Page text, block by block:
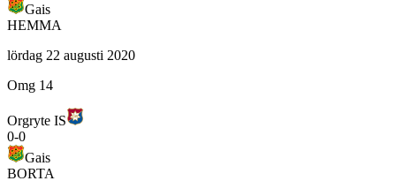
Gais
HEMMA
lördag 22 augusti 2020
Omg 14
Orgryte IS
0-0
Gais
BORTA